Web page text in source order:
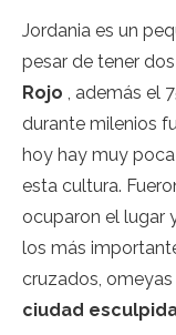
Jordania es un
pesar de tener
Rojo , además el
durante milenios
hoy hay muy
esta cultura.
ocuparon el lugar
los más
cruzados,
ciudad